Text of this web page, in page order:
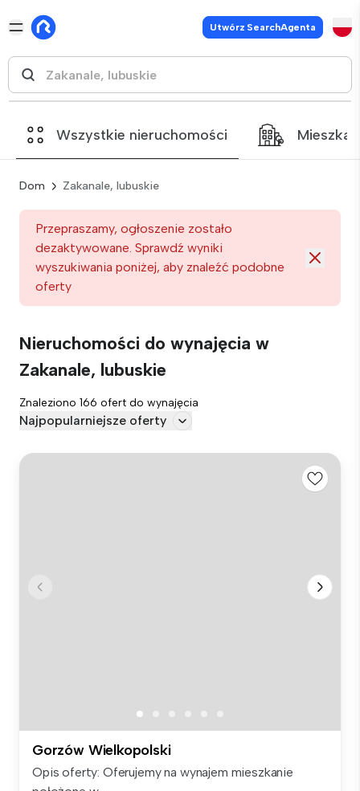
Utwórz SearchAgenta
Wszystkie nieruchomości
Dom Zakanale, lubuskie
Przepraszamy, ogłoszenie zostało
dezaktywowane. Sprawdź wyniki
wyszukiwania poniżej, aby znaleźć podobne
oferty
Nieruchomości do wynajęcia w
Zakanale, lubuskie
Znaleziono 166 ofert do wynajęcia
Najpopularniejsze oferty
Gorzów Wielkopolski
Opis oferty: Oferujemy na wynajem mieszkanie